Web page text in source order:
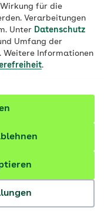
für die
Verarbeitungen
Unter Datenschutz
Umfang der
Weitere Informationen
.